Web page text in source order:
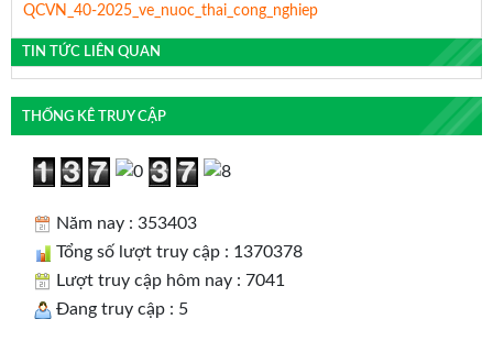
QCVN_40-2025_ve_nuoc_thai_cong_nghiep
TIN TỨC LIÊN QUAN
THỐNG KÊ TRUY CẬP
Năm nay : 353403
Tổng số lượt truy cập : 1370378
Lượt truy cập hôm nay : 7041
Đang truy cập : 5